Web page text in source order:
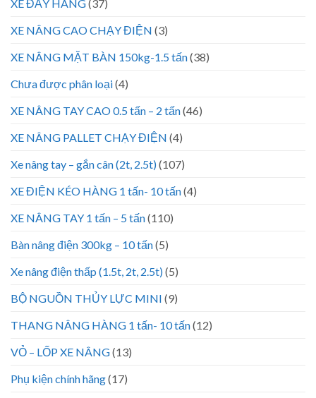
XE ĐẨY HÀNG(37)
XE NÂNG CAO CHẠY ĐIỆN (3)
XE NÂNG MẶT BÀN 150kg-1.5 tấn(38)
Chưa được phân loại(4)
XE NÂNG TAY CAO 0.5 tấn – 2 tấn(46)
XE NÂNG PALLET CHẠY ĐIỆN (4)
Xe nâng tay – gắn cân (2t, 2.5t)(107)
XE ĐIỆN KÉO HÀNG 1 tấn- 10 tấn(4)
XE NÂNG TAY 1 tấn – 5 tấn(110)
Bàn nâng điện 300kg – 10 tấn(5)
Xe nâng điện thấp (1.5t, 2t, 2.5t)(5)
BỘ NGUỒN THỦY LỰC MINI (9)
THANG NÂNG HÀNG 1 tấn- 10 tấn(12)
VỎ – LỐP XE NÂNG(13)
Phụ kiện chính hãng(17)